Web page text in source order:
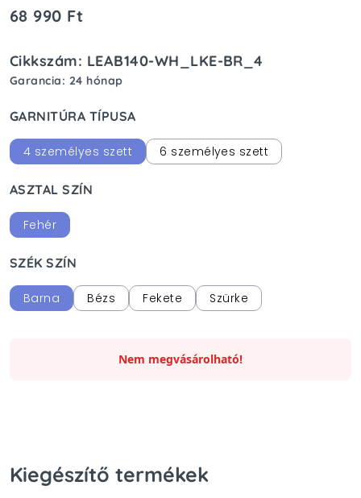
68 990 Ft
Cikkszám: LEAB140-WH_LKE-BR_4
Garancia: 24 hónap
GARNITÚRA TÍPUSA
4 személyes szett 6 személyes szett
ASZTAL SZÍN
Fehér
SZÉK SZÍN
Barna Bézs Fekete Szürke
Nem megvásárolható!
Kiegészítő termékek